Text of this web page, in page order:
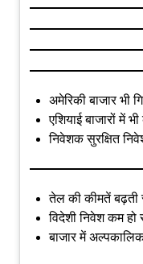
अमेरिकी बाजार भी
एशियाई बाजारों में
निवेशक सुरक्षित
तेल की कीमतें बढ़ती
विदेशी निवेश कम
बाजार में